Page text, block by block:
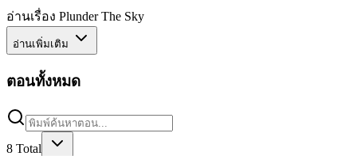
อ่านเรื่อง Plunder The Sky
อ่านเพิ่มเติม
ตอนทั้งหมด
8 Total